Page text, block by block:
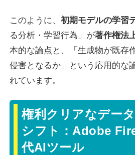
このように、初期モデルの学習
る分析・学習行為」が著作権法
本的な論点と、「生成物が既存
侵害となるか」という応用的な
れています。
権利クリアなデー
シフト：Adobe
代AIツール